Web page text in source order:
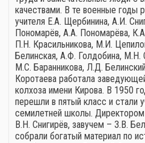
качествами. В те военные годы
учителя Е.А. Щербинина, А.И.
Пономарёв, А.А. Пономарёва,
П.Н. Красильникова, М.И.
Белинская, А.Ф. Голдобина, М.Н.
М.С. Баранникова, Л.Д.
Коротаева работала
колхоза имени Кирова. В 1950
перешли в пятый класс и стали
семилетней школы. Директором
В.Н. Снигирёв, завучем – З.В.
собрали богатый материал по